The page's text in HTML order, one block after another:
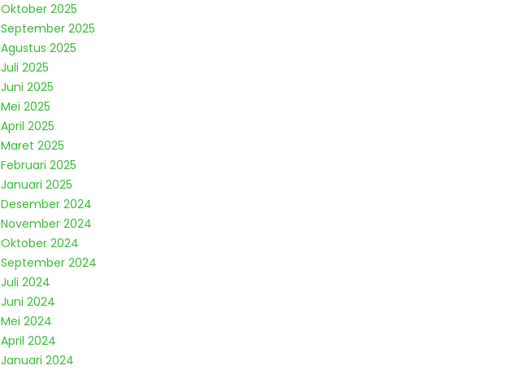
Oktober 2025
September 2025
Agustus 2025
Juli 2025
Juni 2025
Mei 2025
April 2025
Maret 2025
Februari 2025
Januari 2025
Desember 2024
November 2024
Oktober 2024
September 2024
Juli 2024
Juni 2024
Mei 2024
April 2024
Januari 2024